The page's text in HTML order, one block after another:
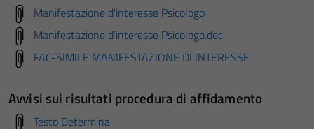
Manifestazione d'interesse Psicologo
Manifestazione d'interesse Psicologo.doc
FAC-SIMILE MANIFESTAZIONE DI INTERESSE
Avvisi sui risultati procedura di affidamento
Testo Determina